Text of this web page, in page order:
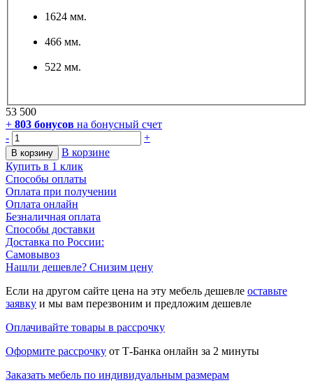
1624 мм.
466 мм.
522 мм.
53 500
+ 803 бонусов на бонусный счет
-
+
В корзину
В корзине
Купить в 1 клик
Способы оплаты
Оплата при получении
Оплата онлайн
Безналичная оплата
Способы доставки
Доставка по России:
Самовывоз
Нашли дешевле? Снизим цену
Если на другом сайте цена на эту мебель дешевле оставьте
заявку и мы вам перезвоним и предложим дешевле
Оплачивайте товары в рассрочку
Оформите рассрочку от Т-Банка онлайн за 2 минуты
Заказать мебель по индивидуальным размерам